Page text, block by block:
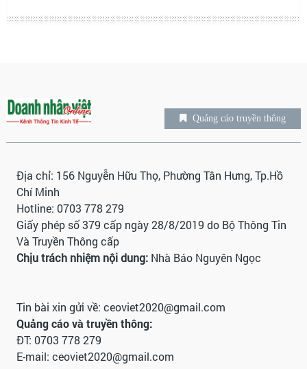
Quảng cáo truyền thông
Địa chỉ: 156 Nguyễn Hữu Thọ, Phường Tân Hưng, Tp.Hồ
Chí Minh
Hotline: 0703 778 279
Giấy phép số 379 cấp ngày 28/8/2019 do Bộ Thông Tin
Và Truyền Thông cấp
Chịu trách nhiệm nội dung:Nhà Báo Nguyên Ngọc
Tin bài xin gửi về: ceoviet2020@gmail.com
Quảng cáo và truyền thông:
ĐT: 0703 778 279
E-mail: ceoviet2020@gmail.com